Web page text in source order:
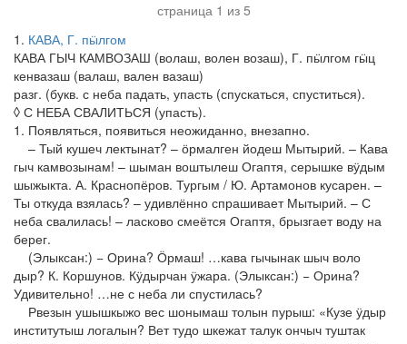
страница 1 из 5
1 КАВА, Г. пӹлгом
КАВА ГЫЧ КАМВОЗАШ (волаш, волен возаш), Г. пӹлгом гӹц
кенвазаш (валаш, вален вазаш)
разг. (букв. с неба падать, упасть (спускаться, спуститься).
◊ С НЕБА СВАЛИТЬСЯ (упасть).
1. Появляться, появиться неожиданно, внезапно.
– Тый кушеч лектынат? – ӧрмалген йодеш Мытырий. – Кава
гыч камвозынам! – шыман воштылеш Огаптя, серышке вӱдым
шыжыкта. А. Краснопёров. Тургым / Ю. Артамонов кусарен. –
Ты откуда взялась? – удивлённо спрашивает Мытырий. – С
неба свалилась! – ласково смеётся Огаптя, брызгает воду на
берег.
(Элыксан:) − Орина? Ӧрмаш! …кава гычынак шыч воло
дыр? К. Коршунов. Кӱдырчан ӱжара. (Элыксан:) − Орина?
Удивительно! …не с неба ли спустилась?
Рвезын ушышкыжо вес шонымаш толын пурыш: «Кузе ӱдыр
институтыш логалын? Вет тудо шкежат талук ончыч туштак